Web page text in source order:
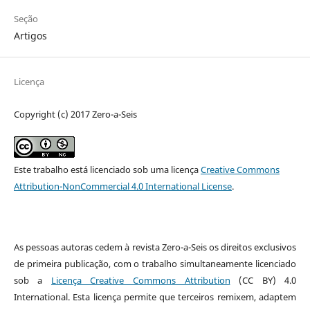
Seção
Artigos
Licença
Copyright (c) 2017 Zero-a-Seis
Este trabalho está licenciado sob uma licençaCreative Commons
Attribution-NonCommercial 4.0 International License.
As pessoas autoras cedem à revista Zero-a-Seis os direitos exclusivos
de primeira publicação, com o trabalho simultaneamente licenciado
sob a Licença Creative Commons Attribution (CC BY) 4.0
International. Esta licença permite que terceiros remixem, adaptem